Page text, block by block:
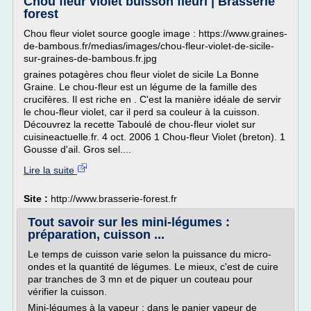
forest
Chou fleur violet source google image : https://www.graines-
de-bambous.fr/medias/images/chou-fleur-violet-de-sicile-
sur-graines-de-bambous.fr.jpg
graines potagères chou fleur violet de sicile La Bonne
Graine. Le chou-fleur est un légume de la famille des
crucifères. Il est riche en . C'est la manière idéale de servir
le chou-fleur violet, car il perd sa couleur à la cuisson.
Découvrez la recette Taboulé de chou-fleur violet sur
cuisineactuelle.fr. 4 oct. 2006 1 Chou-fleur Violet (breton). 1
Gousse d'ail. Gros sel....
Lire la suite
Site : http://www.brasserie-forest.fr
Tout savoir sur les mini-légumes :
préparation, cuisson ...
Le temps de cuisson varie selon la puissance du micro-
ondes et la quantité de légumes. Le mieux, c'est de cuire
par tranches de 3 mn et de piquer un couteau pour
vérifier la cuisson.
Mini-légumes à la vapeur : dans le panier vapeur de